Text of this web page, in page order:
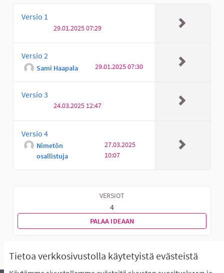
Tietoa verkkosivustolla käytetyistä evästeistä
Versio 1
29.01.2025 07:29
Versio 2
Sami Haapala 29.01.2025 07:30
Versio 3
24.03.2025 12:47
Versio 4
Nimetön
osallistuja
27.03.2025
10:07
VERSIOT
4
PALAA IDEAAN